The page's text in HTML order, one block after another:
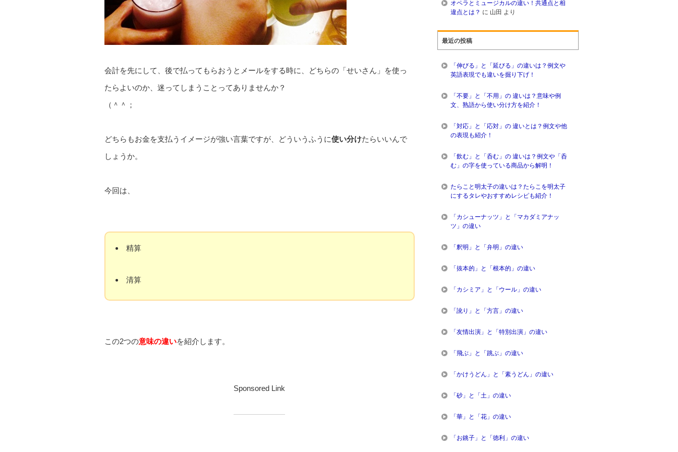
会計を先にして、後で払ってもらおうとメールをする時に、どちらの「せいさん」を使っ
たらよいのか、迷ってしまうことってありませんか？
（＾＾；
どちらもお金を支払うイメージが強い言葉ですが、どういうふうに使い分けたらいいんで
しょうか。
今回は、
精算
清算
この2つの意味の違いを紹介します。
Sponsored Link
オペラとミュージカルの違い！共通点と相
違点とは？ に 山田 より
最近の投稿
「伸びる」と「延びる」の違いは？例文や
英語表現でも違いを掘り下げ！
「不要」と「不用」の 違いは？意味や例
文、熟語から使い分け方を紹介！
「対応」と「応対」の 違いとは？例文や他
の表現も紹介！
「飲む」と「呑む」の 違いは？例文や「呑
む」の字を使っている商品から解明！
たらこと明太子の違いは？たらこを明太子
にするタレやおすすめレシピも紹介！
「カシューナッツ」と「マカダミアナッ
ツ」の違い
「釈明」と「弁明」の違い
「抜本的」と「根本的」の違い
「カシミア」と「ウール」の違い
「訛り」と「方言」の違い
「友情出演」と「特別出演」の違い
「飛ぶ」と「跳ぶ」の違い
「かけうどん」と「素うどん」の違い
「砂」と「土」の違い
「華」と「花」の違い
「お銚子」と「徳利」の違い